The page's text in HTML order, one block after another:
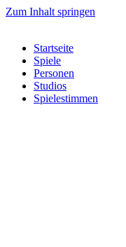
Zum Inhalt springen
Startseite
Spiele
Personen
Studios
Spielestimmen